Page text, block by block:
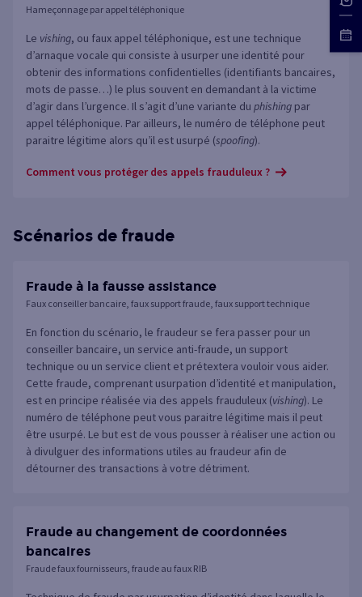
Hameçonnage par appel téléphonique
Le vishing, ou faux appel téléphonique, est une technique
d’arnaque vocale qui consiste à usurper une identité pour
obtenir des informations confidentielles (identifiants bancaires,
mots de passe…) le plus souvent en demandant à la victime
d’agir dans l’urgence. Il s’agit d’une variante du phishing par
appel téléphonique. Par ailleurs, le numéro de téléphone peut
paraitre légitime alors qu’il est usurpé (spoofing).
Comment vous protéger des appels frauduleux ?
Scénarios de fraude
Fraude à la fausse assistance
Faux conseiller bancaire, faux support fraude, faux support technique
En fonction du scénario, le fraudeur se fera passer pour un
conseiller bancaire, un service anti-fraude, un support
technique ou un service client et prétextera vouloir vous aider.
Cette fraude, comprenant usurpation d’identité et manipulation,
est en principe réalisée via des appels frauduleux (vishing). Le
numéro de téléphone peut vous paraitre légitime mais il peut
être usurpé. Le but est de vous pousser à réaliser une action ou
à divulguer des informations utiles au fraudeur afin de
détourner des transactions à votre détriment.
Fraude au changement de coordonnées
bancaires
Fraude faux fournisseurs, fraude au faux RIB